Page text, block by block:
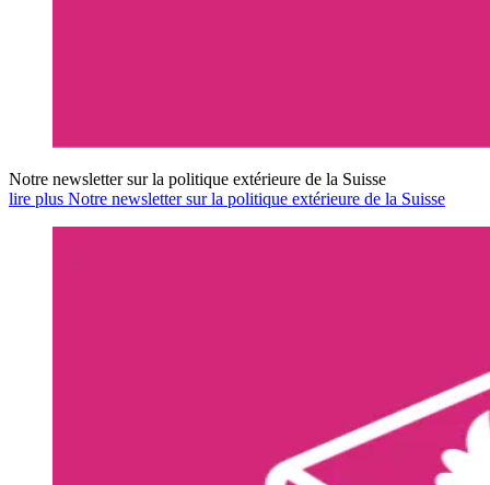
Notre newsletter sur la politique extérieure de la Suisse
lire plus Notre newsletter sur la politique extérieure de la Suisse